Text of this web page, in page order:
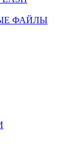
ФАЙЛЫ